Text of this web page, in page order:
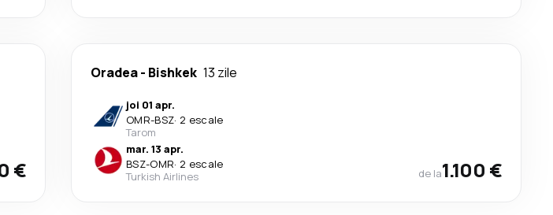
€
Oradea- Bishkek 13 zile
joi 01 apr.
OMR-BSZ· 2 escale
Tarom
mar. 13 apr.
BSZ-OMR· 2 escale
Turkish Airlines
de la1.100 €